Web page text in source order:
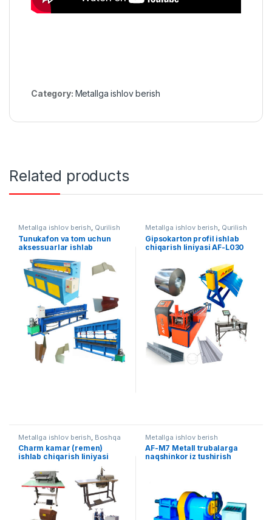
Category: Metallga ishlov berish
Related products
Metallga ishlov berish Qurilish
uskunalari Tayyor liniyalar
Tunukafon va tom uchun
aksessuarlar ishlab
Metallga ishlov berish Qurilish
uskunalari Tayyor liniyalar
Gipsokarton profil ishlab
chiqarish liniyasi AF-L030
Metallga ishlov berish Boshqa
uskunalar
Charm kamar (remen)
ishlab chiqarish liniyasi
Metallga ishlov berish
AF-M7 Metall trubalarga
naqshinkor iz tushirish